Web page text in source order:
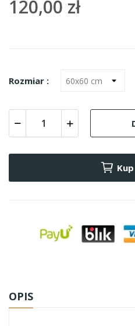
120,00 zł
Rozmiar :
OPIS